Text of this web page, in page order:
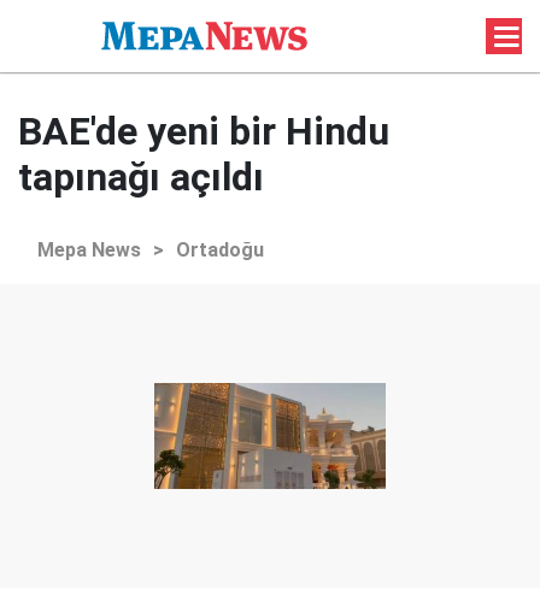
BAE'de yeni bir Hindu
tapınağı açıldı
Mepa News > Ortadoğu